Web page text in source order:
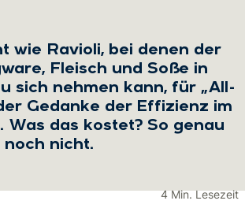
wie Ravioli, bei denen der
Fleisch und Soße in
sich nehmen kann, für „All-
Gedanke der Effizienz im
Was das kostet? So genau
noch nicht.
4 Min. Lesezeit